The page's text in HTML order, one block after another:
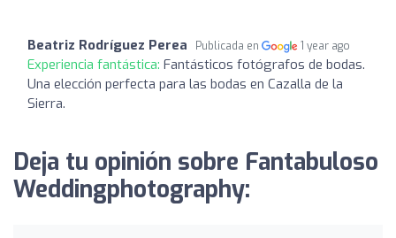
Beatriz Rodríguez Perea Publicada en 1 year ago
Experiencia fantástica: Fantásticos fotógrafos de bodas.
Una elección perfecta para las bodas en Cazalla de la
Sierra.
Deja tu opinión sobre Fantabuloso
Weddingphotography: